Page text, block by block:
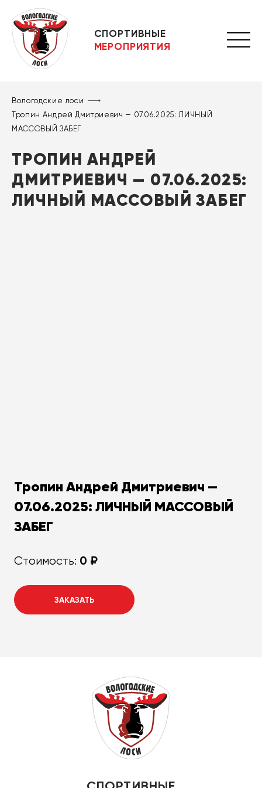
СПОРТИВНЫЕ
МЕРОПРИЯТИЯ
Вологодские лоси
Тропин Андрей Дмитриевич — 07.06.2025: ЛИЧНЫЙ
МАССОВЫЙ ЗАБЕГ
ТРОПИН АНДРЕЙ
ДМИТРИЕВИЧ — 07.06.2025:
ЛИЧНЫЙ МАССОВЫЙ ЗАБЕГ
Тропин Андрей Дмитриевич —
07.06.2025: ЛИЧНЫЙ МАССОВЫЙ
ЗАБЕГ
Стоимость: 0 ₽
ЗАКАЗАТЬ